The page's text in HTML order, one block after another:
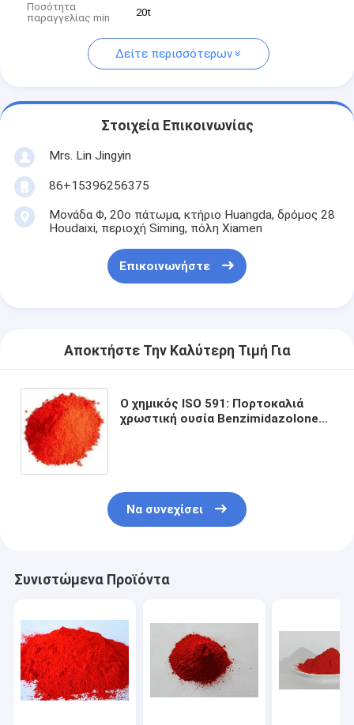
Ποσότητα
παραγγελίας min
20t
Δείτε περισσότερων
Στοιχεία Επικοινωνίας
Mrs. Lin Jingyin
86+15396256375
Μονάδα Φ, 20ο πάτωμα, κτήριο Huangda, δρόμος 28
Houdaixi, περιοχή Siming, πόλη Xiamen
Επικοινωνήστε
Αποκτήστε Την Καλύτερη Τιμή Για
Ο χημικός ISO 591: Πορτοκαλιά
χρωστική ουσία Benzimidazolone
Να συνεχίσει
Συνιστώμενα Προϊόντα